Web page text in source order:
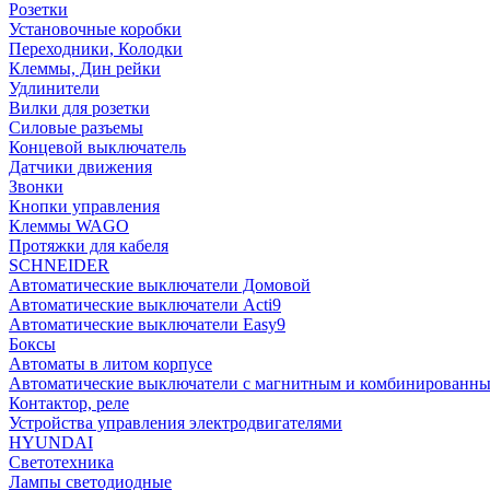
Розетки
Установочные коробки
Переходники, Колодки
Клеммы, Дин рейки
Удлинители
Вилки для розетки
Силовые разъемы
Концевой выключатель
Датчики движения
Звонки
Кнопки управления
Клеммы WAGO
Протяжки для кабеля
SCHNEIDER
Автоматические выключатели Домовой
Автоматические выключатели Acti9
Автоматические выключатели Easy9
Боксы
Автоматы в литом корпусе
Автоматические выключатели с магнитным и
Контактор, реле
Устройства управления электродвигателями
HYUNDAI
Светотехника
Лампы светодиодные